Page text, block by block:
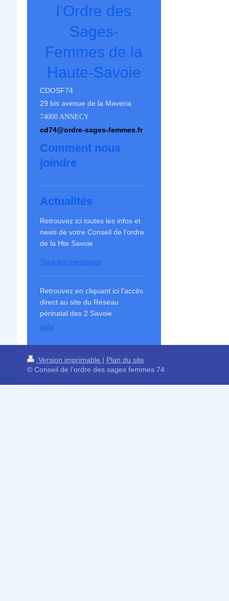
l'Ordre des
Sages-
Femmes de la
Haute-Savoie
CDOSF74
29 bis avenue de la Maveria
74000 ANNECY
cd74@ordre-sages-femmes.fr
Comment nous
joindre
Actualités
Retrouvez ici toutes les infos et
news de votre Conseil de l'ordre
de la Hte Savoie
Tous les messages
Retrouvez en cliquant ici l'accès
direct au site du Réseau
périnatal des 2 Savoie
rp2s
Version imprimable | Plan du site
© Conseil de l'ordre des sages femmes 74